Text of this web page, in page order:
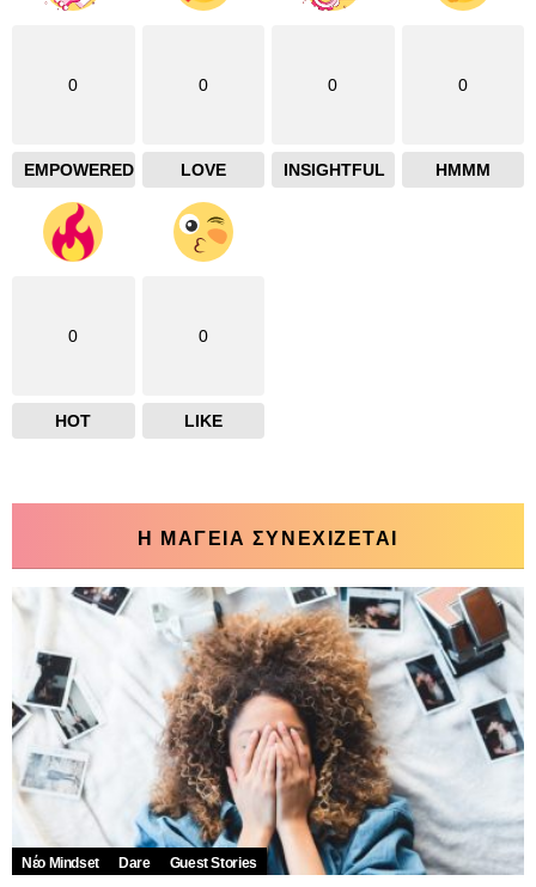
0
EMPOWERED
0
LOVE
0
INSIGHTFUL
0
HMMM
0
HOT
0
LIKE
Η ΜΑΓΕΙΑ ΣΥΝΕΧΙΖΕΤΑΙ
Νέο Mindset Dare Guest Stories